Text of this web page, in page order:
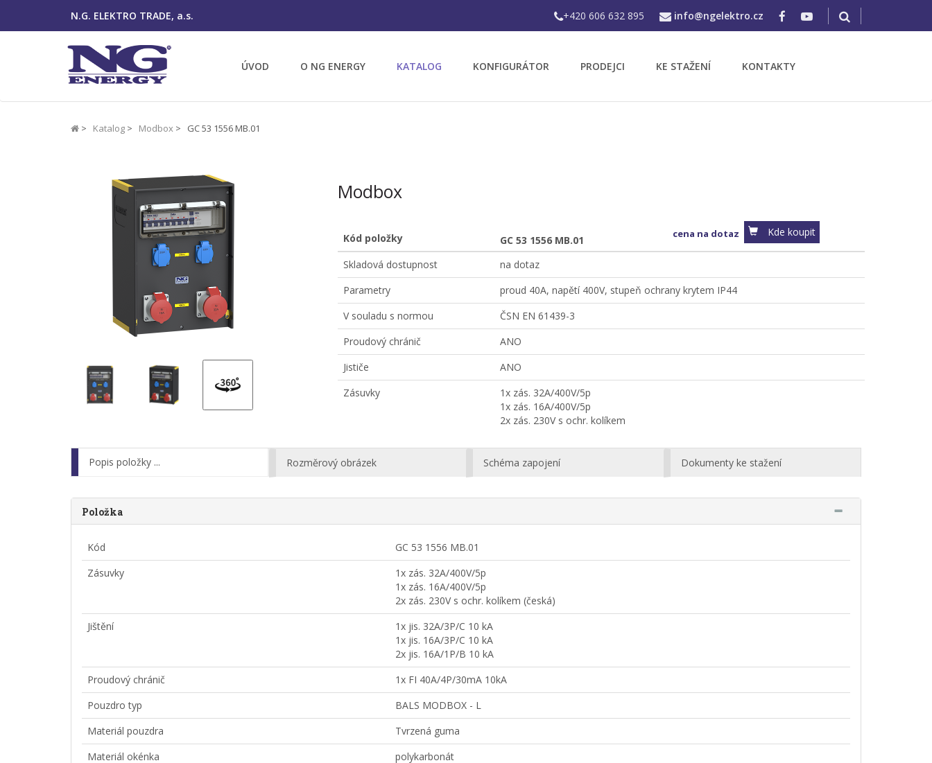
N.G. ELEKTRO TRADE, a.s. +420 606 632 895 info@ngelektro.cz
ÚVOD O NG ENERGY KATALOG KONFIGURÁTOR PRODEJCI KE STAŽENÍ KONTAKTY
> Katalog > Modbox > GC 53 1556 MB.01
Modbox
Kód položky GC 53 1556 MB.01 cena na dotaz Kde koupit
Skladová dostupnost
na dotaz
Parametry
proud 40A, napětí 400V, stupeň ochrany krytem IP44
V souladu s normou
ČSN EN 61439-3
Proudový chránič
ANO
Jističe
ANO
Zásuvky
1x zás. 32A/400V/5p
1x zás. 16A/400V/5p
2x zás. 230V s ochr. kolíkem
Popis položky ... Rozměrový obrázek Schéma zapojení Dokumenty ke stažení
Položka
Kód
GC 53 1556 MB.01
Zásuvky
1x zás. 32A/400V/5p
1x zás. 16A/400V/5p
2x zás. 230V s ochr. kolíkem (česká)
Jištění
1x jis. 32A/3P/C 10 kA
1x jis. 16A/3P/C 10 kA
2x jis. 16A/1P/B 10 kA
Proudový chránič
1x FI 40A/4P/30mA 10kA
Pouzdro typ
BALS MODBOX - L
Materiál pouzdra
Tvrzená guma
Materiál okénka
polykarbonát